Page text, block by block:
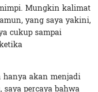
Mungkin kalimat
yang saya yakini,
cukup sampai
akan menjadi
percaya bahwa